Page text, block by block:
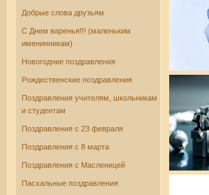
Добрые слова друзьям
С Днем варенья!!! (маленьким
именинникам)
Новогодние поздравления
Рождественские поздравления
Поздравления учителям, школьникам
и студентам
Поздравления с 23 февраля
Поздравления с 8 марта
Поздравления с Масленицей
Пасхальные поздравления